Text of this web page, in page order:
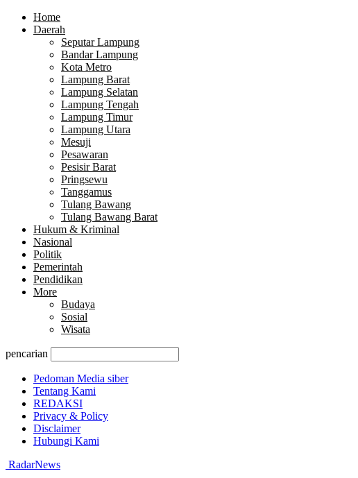
Home
Daerah
Seputar Lampung
Bandar Lampung
Kota Metro
Lampung Barat
Lampung Selatan
Lampung Tengah
Lampung Timur
Lampung Utara
Mesuji
Pesawaran
Pesisir Barat
Pringsewu
Tanggamus
Tulang Bawang
Tulang Bawang Barat
Hukum & Kriminal
Nasional
Politik
Pemerintah
Pendidikan
More
Budaya
Sosial
Wisata
pencarian
Pedoman Media siber
Tentang Kami
REDAKSI
Privacy & Policy
Disclaimer
Hubungi Kami
RadarNews